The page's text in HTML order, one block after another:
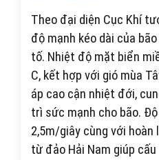
Theo đại diện Cục Khí
độ mạnh kéo dài của
tố. Nhiệt độ mặt biển
C, kết hợp với gió mùa
áp cao cận nhiệt đới,
trì sức mạnh cho bão.
2,5m/giây cùng với
từ đảo Hải Nam giúp